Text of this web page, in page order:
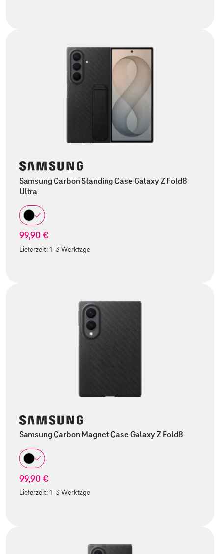
Samsung Carbon Standing Case Galaxy Z Fold8
Ultra
99,90 €
Lieferzeit:1-3 Werktage
Samsung Carbon Magnet Case Galaxy Z Fold8
99,90 €
Lieferzeit:1-3 Werktage